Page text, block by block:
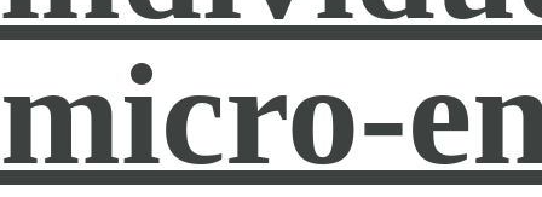
micro-